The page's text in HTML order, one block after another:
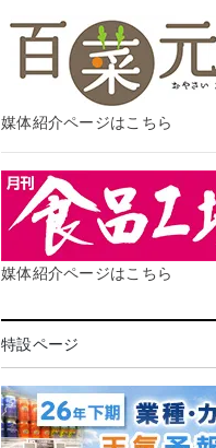
媒体紹介ページはこちら
媒体紹介ページはこちら
特設ページ